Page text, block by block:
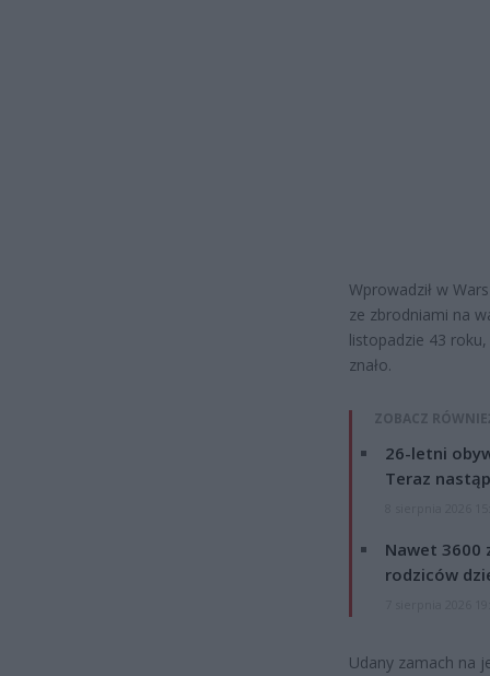
Wprowadził w
ze zbrodniami na
listopadzie 43
znało.
ZOBACZ
26-letni
Teraz
Nawet 3600
rodziców
Udany zamach na